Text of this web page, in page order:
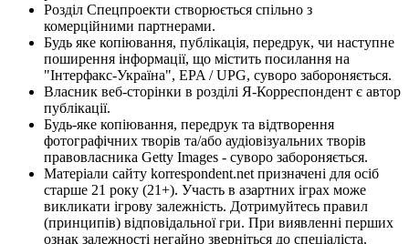
Розділ Спецпроекти створюється спільно з
комерційними партнерами.
Будь яке копіювання, публікація, передрук, чи наступне
поширення інформації, що містить посилання на
"Інтерфакс-Україна", EPA / UPG, суворо забороняється.
Власник веб-сторінки в розділі Я-Корреспондент є автор
публікації.
Будь-яке копіювання, передрук та відтворення
фотографічних творів та/або аудіовізуальних творів
правовласника Getty Images - суворо забороняється.
Матеріали сайту korrespondent.net призначені для осіб
старше 21 року (21+). Участь в азартних іграх може
викликати ігрову залежність. Дотримуйтесь правил
(принципів) відповідальної гри. При виявленні перших
ознак залежності негайно зверніться до спеціаліста.